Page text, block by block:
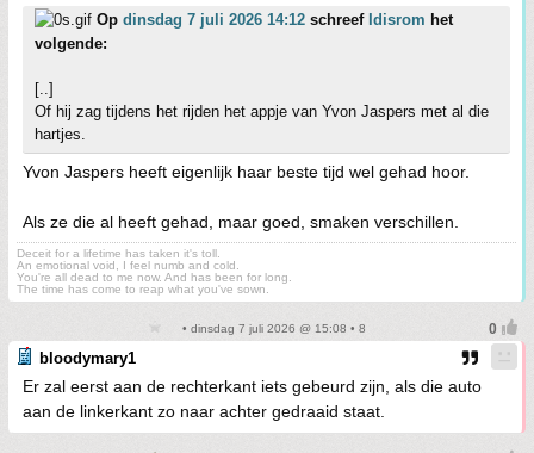
Op dinsdag 7 juli 2026 14:12 schreef Idisrom het
volgende:
[..]
Of hij zag tijdens het rijden het appje van Yvon Jaspers met al die
hartjes.
Yvon Jaspers heeft eigenlijk haar beste tijd wel gehad hoor.
Als ze die al heeft gehad, maar goed, smaken verschillen.
Deceit for a lifetime has taken it's toll.
An emotional void, I feel numb and cold.
You're all dead to me now. And has been for long.
The time has come to reap what you've sown.
• dinsdag 7 juli 2026 @ 15:08 • 8
bloodymary1
Er zal eerst aan de rechterkant iets gebeurd zijn, als die auto
aan de linkerkant zo naar achter gedraaid staat.